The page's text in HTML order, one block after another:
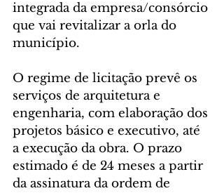
integrada da empresa/consórcio
que vai revitalizar a orla do
município.
O regime de licitação prevê os
serviços de arquitetura e
engenharia, com elaboração dos
projetos básico e executivo, até
a execução da obra. O prazo
estimado é de 24 meses a partir
da assinatura da ordem de